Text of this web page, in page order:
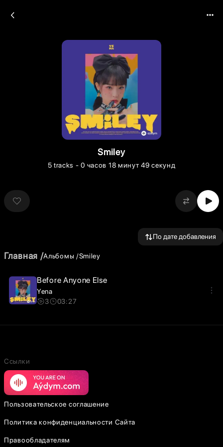
Smiley
5 tracks - 0 часов 18 минут 49 секунд
По дате добавления
Главная Альбомы Smiley
Before Anyone Else
Yena
3
03:27
Ссылки
Пользовательское соглашение
Политика конфиденциальности Сайта
Правообладателям